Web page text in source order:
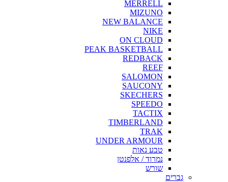
MERRELL
MIZUNO
NEW BALANCE
NIKE
ON CLOUD
PEAK BASKETBALL
REDBACK
REEF
SALOMON
SAUCONY
SKECHERS
SPEEDO
TACTIX
TIMBERLAND
TRAK
UNDER ARMOUR
טבע נאות
נמרוד / אלפנטן
שורש
גברים